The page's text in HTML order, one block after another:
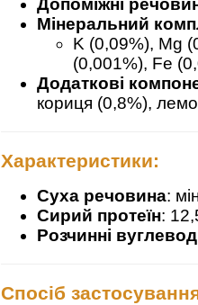
Допоміжні
Мінеральний
K (0,09%), Mg
(0,001%), Fe
Додаткові
кориця (0,8%),
Характеристики:
Суха речовина:
Сирий протеїн:
Розчинні
Спосіб